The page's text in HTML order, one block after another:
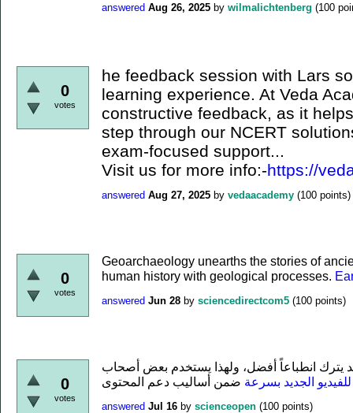
answered Aug 26, 2025 by wilmalichtenberg (100
0
votes
he feedback session with Lars
learning experience. At Veda
constructive feedback, as it
step through our NCERT
exam-focused support...
Visit us for more info:-https://
answered Aug 27, 2025 by vedaacademy (100 points)
0
votes
Geoarchaeology unearths the stories of
human history with geological processes.
answered Jun 28 by sciencedirectcom5 (100 points)
0
votes
يترك انطباعاً أفضل، ولهذا يستخدم بعض أصحاب
الجديد بسرعة
answered Jul 16 by scienceopen (100 points)